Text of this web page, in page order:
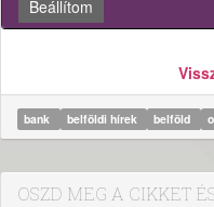
Beállítom
bank belföldi hírek belföld
OSZD MEG A CIKKET